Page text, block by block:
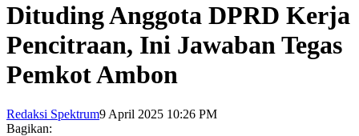
Dituding Anggota DPRD Kerja
Pencitraan, Ini Jawaban Tegas
Pemkot Ambon
Redaksi Spektrum9 April 2025 10:26 PM
Bagikan: